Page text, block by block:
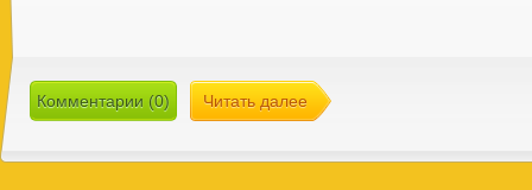
Комментарии (0) Читать далее